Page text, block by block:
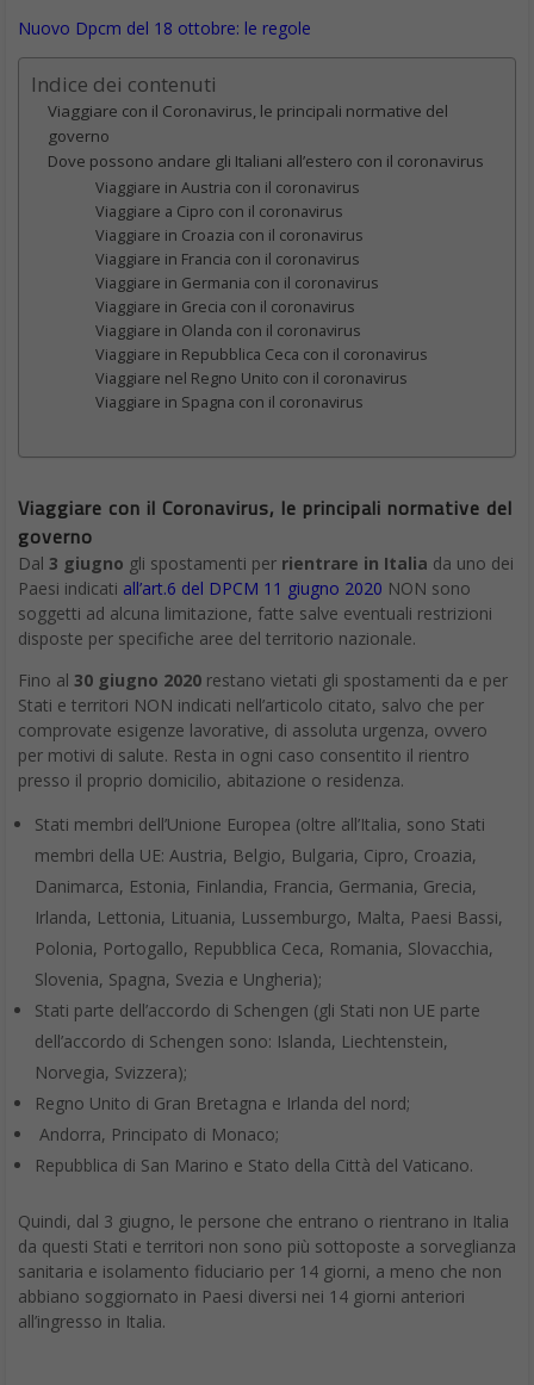
Nuovo Dpcm del 18 ottobre: le regole
Indice dei contenuti
Viaggiare con il Coronavirus, le principali normative del
governo
Dove possono andare gli Italiani all’estero con il coronavirus
Viaggiare in Austria con il coronavirus
Viaggiare a Cipro con il coronavirus
Viaggiare in Croazia con il coronavirus
Viaggiare in Francia con il coronavirus
Viaggiare in Germania con il coronavirus
Viaggiare in Grecia con il coronavirus
Viaggiare in Olanda con il coronavirus
Viaggiare in Repubblica Ceca con il coronavirus
Viaggiare nel Regno Unito con il coronavirus
Viaggiare in Spagna con il coronavirus
Viaggiare con il Coronavirus, le principali normative del
governo
Dal 3 giugno gli spostamenti per rientrare in Italia da uno dei
Paesi indicati all’art.6 del DPCM 11 giugno 2020 NON sono
soggetti ad alcuna limitazione, fatte salve eventuali restrizioni
disposte per specifiche aree del territorio nazionale.
Fino al 30 giugno 2020 restano vietati gli spostamenti da e per
Stati e territori NON indicati nell’articolo citato, salvo che per
comprovate esigenze lavorative, di assoluta urgenza, ovvero
per motivi di salute. Resta in ogni caso consentito il rientro
presso il proprio domicilio, abitazione o residenza.
Stati membri dell’Unione Europea (oltre all’Italia, sono Stati
membri della UE: Austria, Belgio, Bulgaria, Cipro, Croazia,
Danimarca, Estonia, Finlandia, Francia, Germania, Grecia,
Irlanda, Lettonia, Lituania, Lussemburgo, Malta, Paesi Bassi,
Polonia, Portogallo, Repubblica Ceca, Romania, Slovacchia,
Slovenia, Spagna, Svezia e Ungheria);
Stati parte dell’accordo di Schengen (gli Stati non UE parte
dell’accordo di Schengen sono: Islanda, Liechtenstein,
Norvegia, Svizzera);
Regno Unito di Gran Bretagna e Irlanda del nord;
Andorra, Principato di Monaco;
Repubblica di San Marino e Stato della Città del Vaticano.
Quindi, dal 3 giugno, le persone che entrano o rientrano in Italia
da questi Stati e territori non sono più sottoposte a sorveglianza
sanitaria e isolamento fiduciario per 14 giorni, a meno che non
abbiano soggiornato in Paesi diversi nei 14 giorni anteriori
all’ingresso in Italia.